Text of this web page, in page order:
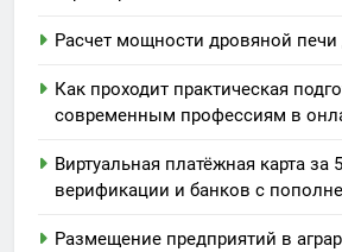
Расчет мощности дровяной печи
Как проходит практическая
современным профессиям в
Виртуальная платёжная карта за
верификации и банков с
Размещение предприятий в